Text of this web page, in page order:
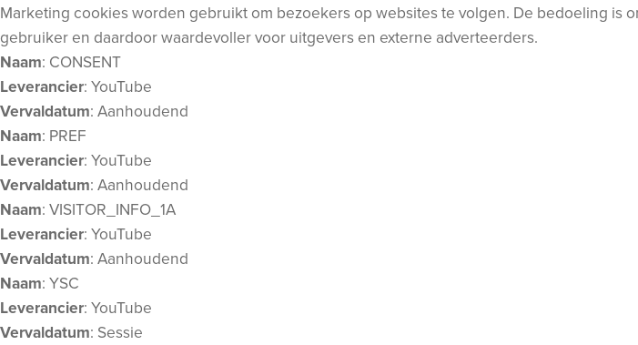
Marketing cookies worden gebruikt om bezoekers op websites te volgen. De bedoeling
gebruiker en daardoor waardevoller voor uitgevers en externe adverteerders.
Naam: CONSENT
Leverancier: YouTube
Vervaldatum: Aanhoudend
Naam: PREF
Leverancier: YouTube
Vervaldatum: Aanhoudend
Naam: VISITOR_INFO_1A
Leverancier: YouTube
Vervaldatum: Aanhoudend
Naam: YSC
Leverancier: YouTube
Vervaldatum: Sessie